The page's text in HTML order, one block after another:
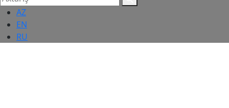
AZ
EN
RU